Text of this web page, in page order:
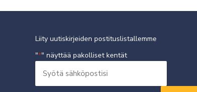
Liity uutiskirjeiden postituslistallemme
"*" näyttää pakolliset kentät
sähköpostisi